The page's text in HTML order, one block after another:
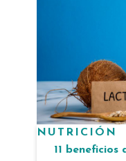
NUTRICIÓN
11 beneficios